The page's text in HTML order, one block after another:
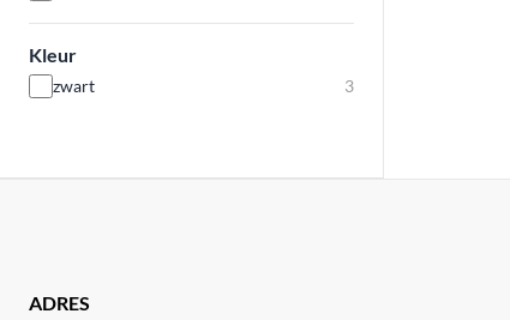
Kleur
zwart 3
ADRES